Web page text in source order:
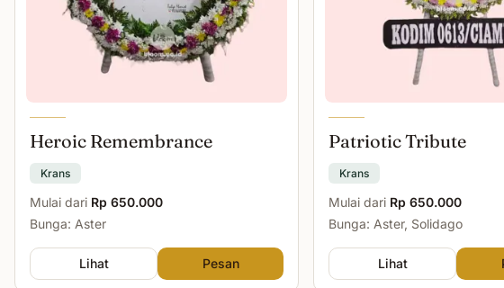
Heroic Remembrance
Krans
Mulai dari Rp 650.000
Bunga: Aster
Lihat Pesan
Patriotic Tribute
Krans
Mulai dari Rp 650.000
Bunga: Aster, Solidago
Lihat